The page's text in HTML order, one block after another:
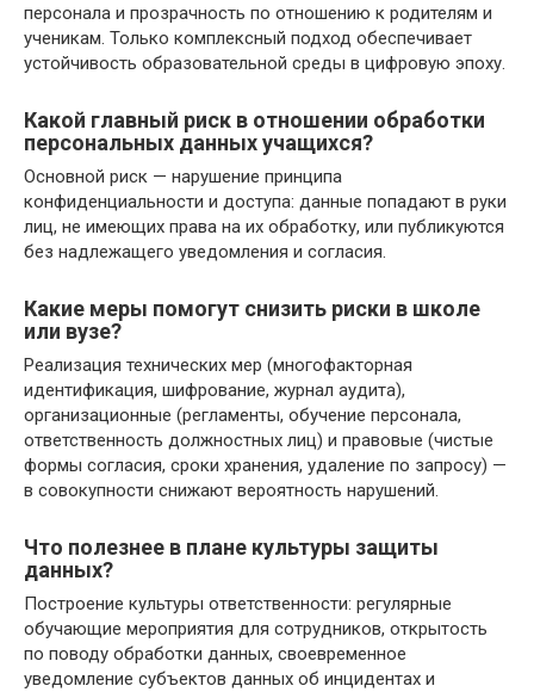
персонала и прозрачность по отношению к родителям и
ученикам. Только комплексный подход обеспечивает
устойчивость образовательной среды в цифровую эпоху.
Какой главный риск в отношении обработки
персональных данных учащихся?
Основной риск — нарушение принципа
конфиденциальности и доступа: данные попадают в руки
лиц, не имеющих права на их обработку, или публикуются
без надлежащего уведомления и согласия.
Какие меры помогут снизить риски в школе
или вузе?
Реализация технических мер (многофакторная
идентификация, шифрование, журнал аудита),
организационные (регламенты, обучение персонала,
ответственность должностных лиц) и правовые (чистые
формы согласия, сроки хранения, удаление по запросу) —
в совокупности снижают вероятность нарушений.
Что полезнее в плане культуры защиты
данных?
Построение культуры ответственности: регулярные
обучающие мероприятия для сотрудников, открытость
по поводу обработки данных, своевременное
уведомление субъектов данных об инцидентах и